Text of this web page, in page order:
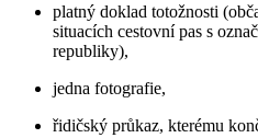
platný doklad totožnosti
situacích cestovní pas s
republiky),
jedna fotografie,
řidičský průkaz, kterému